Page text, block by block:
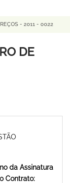
- 2011 - 0022
DE
da Assinatura
Contrato: